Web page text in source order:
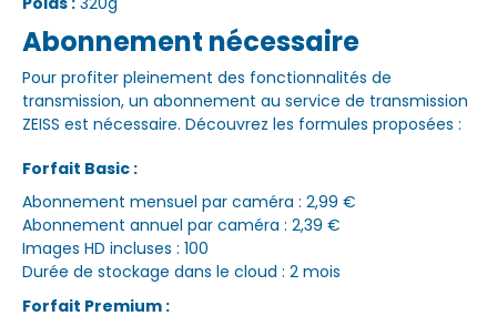
Abonnement nécessaire
Pour profiter pleinement des fonctionnalités de
transmission, un abonnement au service de transmission
ZEISS est nécessaire. Découvrez les formules proposées :
Forfait Basic :
Abonnement mensuel par caméra : 2,99 €
Abonnement annuel par caméra : 2,39 €
Images HD incluses : 100
Durée de stockage dans le cloud : 2 mois
Forfait Premium :